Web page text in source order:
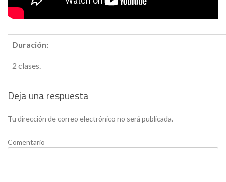
Duración:
2 clases.
Deja una respuesta
Tu dirección de correo electrónico no será publicada.
Comentario